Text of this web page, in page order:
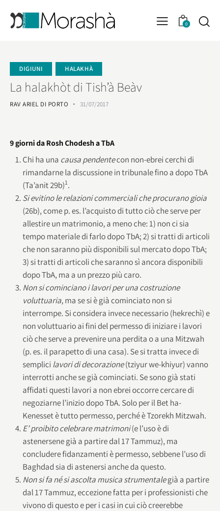
0
DIGIUNI HALAKHÀ
La halakhòt di Tish’à Beàv
RAV ARIEL DI PORTO 31/07/2017
9 giorni da Rosh Chodesh a TbA
Chi ha una causa pendentecon non-ebrei cerchi di
rimandarne la discussione in tribunale fino a dopo TbA
(Ta’anit 29b)1.
Si evitino le relazioni commerciali che procurano gioia
(26b), come p. es. l’acquisto di tutto ciò che serve per
allestire un matrimonio, a meno che: 1) non ci sia
tempo materiale di farlo dopo TbA; 2) si tratti di articoli
che non saranno più disponibili sul mercato dopo TbA;
3) si tratti di articoli che saranno sì ancora disponibili
dopo TbA, ma a un prezzo più caro.
Non si cominciano i lavori per una costruzione
voluttuaria, ma se si è già cominciato non si
interrompe. Si considera invece necessario (hekrechì) e
non voluttuario ai fini del permesso di iniziare i lavori
ciò che serve a prevenire una perdita o a una Mitzwah
(p. es. il parapetto di una casa). Se si tratta invece di
semplici lavori di decorazione(tziyur we-khiyur) vanno
interrotti anche se già cominciati. Se sono già stati
affidati questi lavori a non ebrei occorre cercare di
negoziarne l’inizio dopo TbA. Solo per il Bet ha-
Kenesset è tutto permesso, perché è Tzorekh Mitzwah.
E’ proibito celebrare matrimoni(e l’uso è di
astenersene già a partire dal 17 Tammuz), ma
concludere fidanzamenti è permesso, sebbene l’uso di
Baghdad sia di astenersi anche da questo.
Non si fa né si ascolta musica strumentalegià a partire
dal 17 Tammuz, eccezione fatta per i professionisti che
vivono di questo e per i casi in cui ciò creerebbe